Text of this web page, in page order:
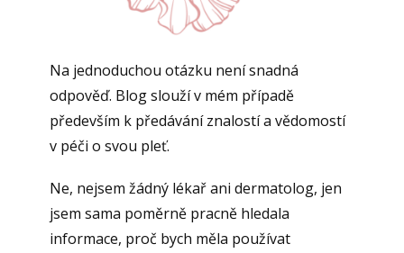
Na jednoduchou otázku není snadná
odpověď. Blog slouží v mém případě
především k předávání znalostí a vědomostí
v péči o svou pleť.
Ne, nejsem žádný lékař ani dermatolog, jen
jsem sama poměrně pracně hledala
informace, proč bych měla používat